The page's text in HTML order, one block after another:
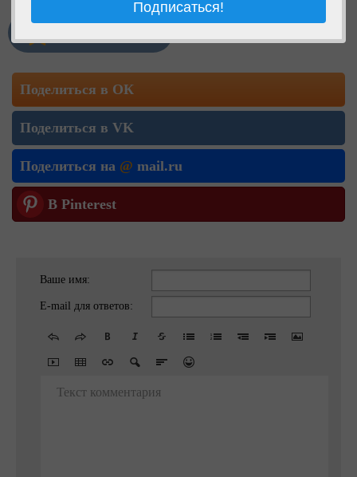
Поделиться в ОК
Поделиться в VK
Поделиться на @ mail.ru
В Pinterest
Ваше имя:
E-mail для ответов:
Текст комментария